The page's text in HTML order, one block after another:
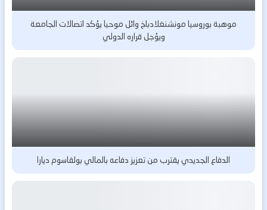
موهبة بوروسيا مونشنغلادباخ وائل موحيا يؤكد اتصالات الجامعة
ويؤجل قراره الدولي
الدفاع الجديدي يقترب من تعزيز دفاعه بالمالي بولقاسوم ديارا